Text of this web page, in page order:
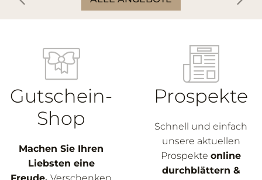
Gutschein-
Shop
Machen Sie Ihren
Liebsten eine
Freude. Verschenken
Prospekte
Schnell und einfach
unsere aktuellen
Prospekte online
durchblättern &